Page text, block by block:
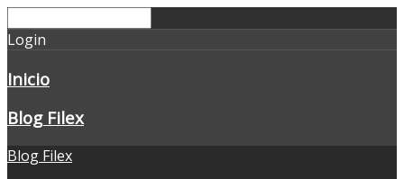
Login
Inicio
Blog Filex
Blog Filex